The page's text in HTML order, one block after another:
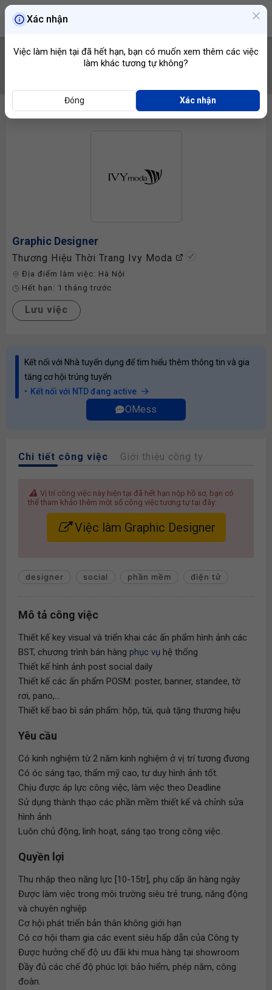
Graphic Designer
Thương Hiệu Thời Trang Ivy Moda
Địa điểm làm việc: Hà Nội
Hết hạn: 1 tháng trước
Lưu việc
Kết nối với Nhà tuyển dụng để tìm hiểu thêm thông tin và gia
tăng cơ hội trúng tuyển
Kết nối với NTD đang active
OMess
Chi tiết công việc Giới thiệu công ty
Vị trí công việc này hiện tại đã hết hạn nộp hồ sơ, bạn có
thể tham khảo thêm một số công việc tương tự tại đây:
Việc làm Graphic Designer
designer social phần mềm điện tử
Mô tả công việc
Thiết kế key visual và triển khai các ấn phẩm hình ảnh các
BST, chương trình bán hàng phục vụ hệ thống
Thiết kế hình ảnh post social daily
Thiết kế các ấn phẩm POSM: poster, banner, standee, tờ
rơi, pano,...
Thiết kế bao bì sản phẩm: hộp, túi, quà tặng thương hiệu
Yêu cầu
Có kinh nghiệm từ 2 năm kinh nghiệm ở vị trí tương đương
Có óc sáng tạo, thẩm mỹ cao, tư duy hình ảnh tốt.
Chịu được áp lực công việc, làm việc theo Deadline
Sử dụng thành thạo các phần mềm thiết kế và chỉnh sửa
hình ảnh
Luôn chủ động, linh hoạt, sáng tạo trong công việc.
Quyền lợi
Thu nhập theo năng lực [10-15tr], phụ cấp ăn hàng ngày
Được làm việc trong môi trường siêu trẻ trung, năng động
và chuyên nghiệp
Cơ hội phát triển bản thân không giới hạn
Có cơ hội tham gia các event siêu hấp dẫn của Công ty
Được hưởng chế độ ưu đãi khi mua hàng tại showroom
Đầy đủ các chế độ phúc lợi: bảo hiểm, phép năm, công
đoàn.
Xác nhận
Việc làm hiện tại đã hết hạn, bạn có muốn xem thêm các việc
làm khác tương tự không?
Đóng Xác nhận